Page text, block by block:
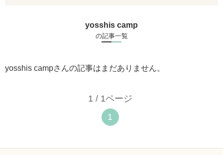
yosshis camp
の記事一覧
yosshis campさんの記事はまだありません。
1 / 1ページ
1